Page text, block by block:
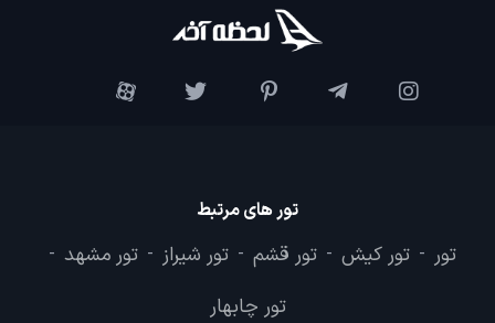
تور های مرتبط
تور - تور کیش - تور قشم - تور شیراز - تور مشهد -
تور چابهار